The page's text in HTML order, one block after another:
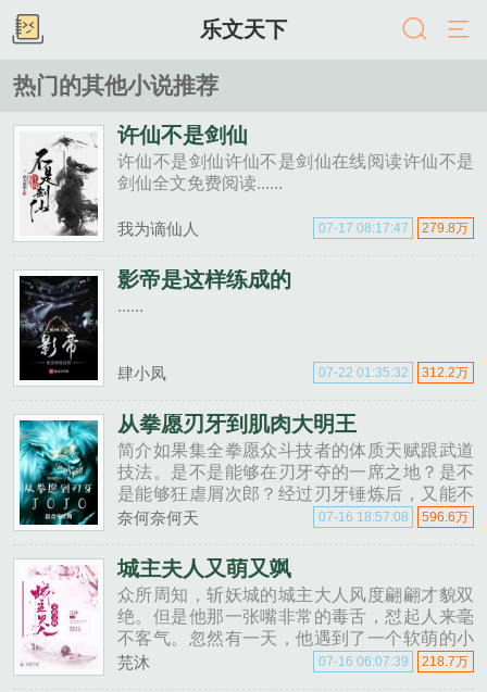
乐文天下
热门的其他小说推荐
许仙不是剑仙
许仙不是剑仙许仙不是剑仙在线阅读许仙不是
剑仙全文免费阅读......
我为谪仙人 279.8万
07-17 08:17:47
影帝是这样练成的
......
肆小凤 312.2万
07-22 01:35:32
从拳愿刃牙到肌肉大明王
简介如果集全拳愿众斗技者的体质天赋跟武道
技法。是不是能够在刃牙夺的一席之地？是不
是能够狂虐屑次郎？经过刃牙锤炼后，又能不
能以肉身硬撼替身？暂定三个世界，拳愿刃牙
奈何奈何天 596.6万
07-16 18:57:08
城主夫人又萌又飒
众所周知，斩妖城的城主大人风度翩翩才貌双
绝。但是他那一张嘴非常的毒舌，怼起人来毫
不客气。忽然有一天，他遇到了一个软萌的小
杀手。城主大人摇身一变成为她的债主。花漓
芫沐 218.7万
07-16 06:07:39